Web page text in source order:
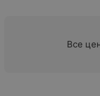
Все